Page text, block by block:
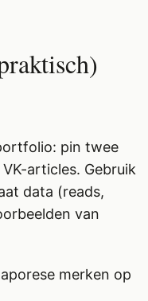
pin twee
articles. Gebruik
data (reads,
van
merken op